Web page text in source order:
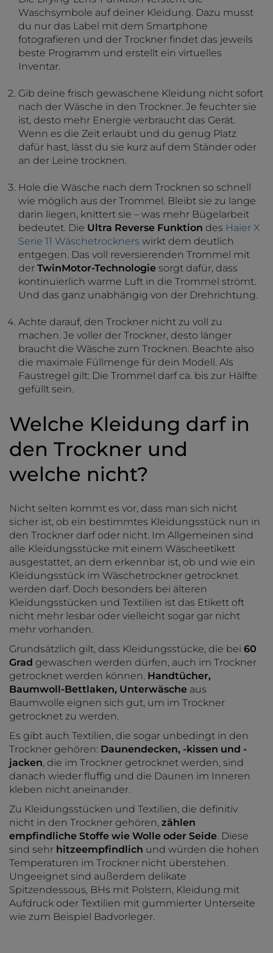
Waschsymbole auf deiner Kleidung. Dazu musst
du nur das Label mit dem Smartphone
fotografieren und der Trockner findet das jeweils
beste Programm und erstellt ein virtuelles
Inventar.
Gib deine frisch gewaschene Kleidung nicht sofort
nach der Wäsche in den Trockner. Je feuchter sie
ist, desto mehr Energie verbraucht das Gerät.
Wenn es die Zeit erlaubt und du genug Platz
dafür hast, lässt du sie kurz auf dem Ständer oder
an der Leine trocknen.
Hole die Wäsche nach dem Trocknen so schnell
wie möglich aus der Trommel. Bleibt sie zu lange
darin liegen, knittert sie – was mehr Bügelarbeit
bedeutet. Die Ultra Reverse Funktion des Haier X
Serie 11 Wäschetrockners wirkt dem deutlich
entgegen. Das voll reversierenden Trommel mit
der TwinMotor-Technologie sorgt dafür, dass
kontinuierlich warme Luft in die Trommel strömt.
Und das ganz unabhängig von der Drehrichtung.
Achte darauf, den Trockner nicht zu voll zu
machen. Je voller der Trockner, desto länger
braucht die Wäsche zum Trocknen. Beachte also
die maximale Füllmenge für dein Modell. Als
Faustregel gilt: Die Trommel darf ca. bis zur Hälfte
gefüllt sein.
Welche Kleidung darf in
den Trockner und
welche nicht?
Nicht selten kommt es vor, dass man sich nicht
sicher ist, ob ein bestimmtes Kleidungsstück nun in
den Trockner darf oder nicht. Im Allgemeinen sind
alle Kleidungsstücke mit einem Wäscheetikett
ausgestattet, an dem erkennbar ist, ob und wie ein
Kleidungsstück im Wäschetrockner getrocknet
werden darf. Doch besonders bei älteren
Kleidungsstücken und Textilien ist das Etikett oft
nicht mehr lesbar oder vielleicht sogar gar nicht
mehr vorhanden.
Grundsätzlich gilt, dass Kleidungsstücke, die bei 60
Grad gewaschen werden dürfen, auch im Trockner
getrocknet werden können. Handtücher,
Baumwoll-Bettlaken, Unterwäsche aus
Baumwolle eignen sich gut, um im Trockner
getrocknet zu werden.
Es gibt auch Textilien, die sogar unbedingt in den
Trockner gehören: Daunendecken, -kissen und -
jacken, die im Trockner getrocknet werden, sind
danach wieder fluffig und die Daunen im Inneren
kleben nicht aneinander.
Zu Kleidungsstücken und Textilien, die definitiv
nicht in den Trockner gehören, zählen
empfindliche Stoffe wie Wolle oder Seide. Diese
sind sehr hitzeempfindlich und würden die hohen
Temperaturen im Trockner nicht überstehen.
Ungeeignet sind außerdem delikate
Spitzendessous, BHs mit Polstern, Kleidung mit
Aufdruck oder Textilien mit gummierter Unterseite
wie zum Beispiel Badvorleger.